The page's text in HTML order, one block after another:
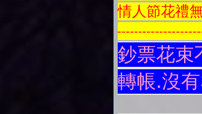
情人節花禮
鈔票花束
轉帳.沒